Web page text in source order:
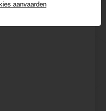
aanvaarden